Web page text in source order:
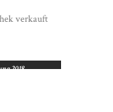
verkauft
2018